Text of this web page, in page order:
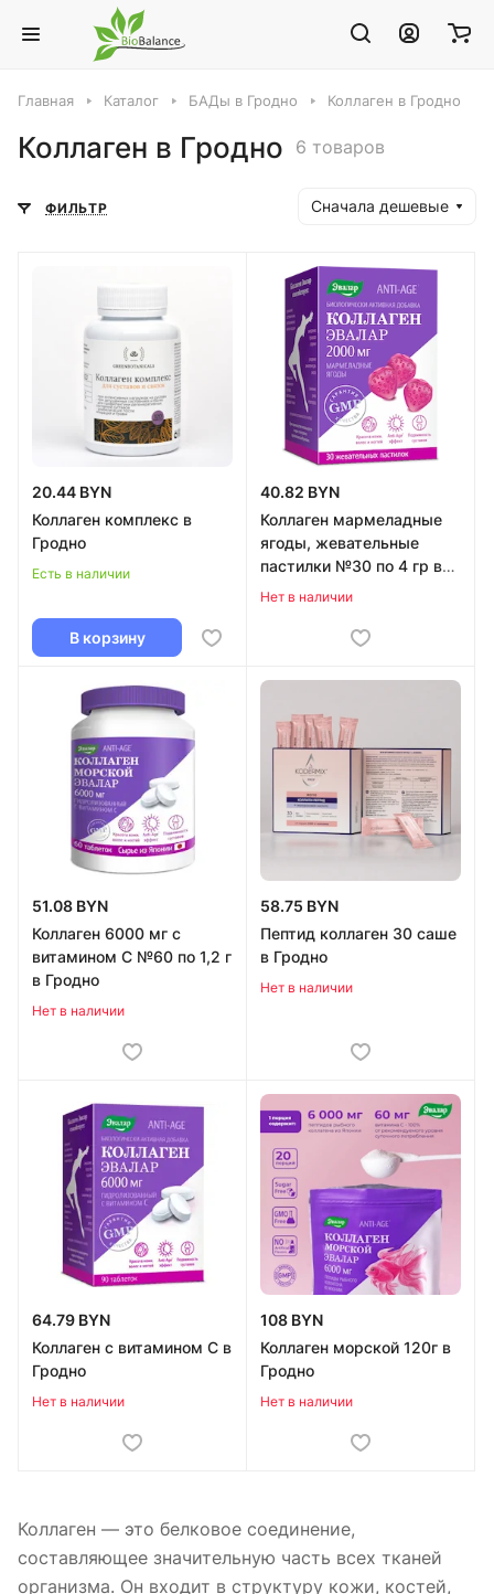
Главная Каталог БАДы в Гродно Коллаген в Гродно
Коллаген в Гродно 6 товаров
ФИЛЬТР Сначала дешевые
20.44 BYN
Коллаген комплекс в
Гродно
Есть в наличии
В корзину
40.82 BYN
Коллаген мармеладные
ягоды, жевательные
пастилки №30 по 4 гр в
Гродно
Нет в наличии
51.08 BYN
Коллаген 6000 мг с
витамином С №60 по 1,2 г
в Гродно
Нет в наличии
58.75 BYN
Пептид коллаген 30 саше
в Гродно
Нет в наличии
64.79 BYN
Коллаген с витамином C в
Гродно
Нет в наличии
108 BYN
Коллаген морской 120г в
Гродно
Нет в наличии
Коллаген — это белковое соединение,
составляющее значительную часть всех тканей
организма. Он входит в структуру кожи, костей,